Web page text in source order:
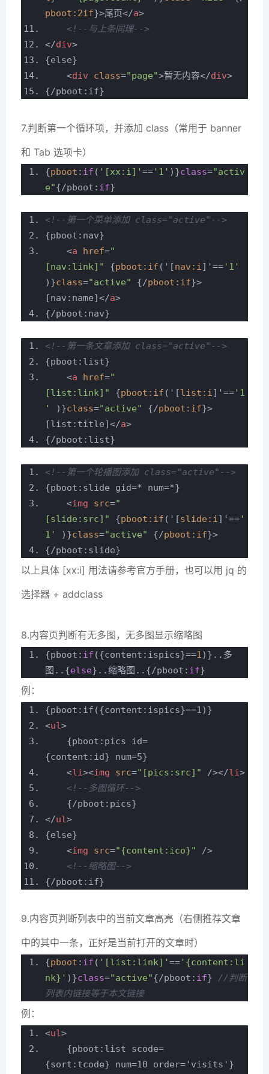
pboot:2if}>尾页</a>
<!--与上条同理-->
</div>
{else}
<div class="page">暂无内容</div>
{/pboot:if}
7.判断第一个循环项，并添加 class（常用于 banner
和 Tab 选项卡）
{pboot : if ( '[xx:i]' == '1' )}class="activ
e"{/pboot: if}
<!--第一个菜单添加 class="active"-->
{pboot:nav}
<a href="
[nav:link]"
{pboot:if ('[nav:i]'== '1'
)}class="active" {/pboot:if}>
[nav:name]</a>
{/pboot:nav}
<!--第一条文章添加 class="active"-->
{pboot:list}
<a href="
[list:link]"
{pboot:if ('[list:i]'== '1
'
)}class="active" {/pboot:if}>
[list:title]</a>
{/pboot:list}
<!--第一个轮播图添加 class="active"-->
{pboot:slide gid=* num=*}
<img src="
[slide:src]"
{pboot:if ('[slide:i]'== '
1'
)}class="active" {/pboot:if}>
{/pboot:slide}
以上具体 [xx:i] 用法请参考官方手册，也可以用 jq 的
选择器 + addclass
8.内容页判断有无多图，无多图显示缩略图
{pboot: if ({content:ispics}==1)}..多
图..{else}..缩略图..{/pboot: if}
例：
{pboot:if({content:ispics}==1)}
<ul>
{pboot:pics id=
{content:id} num=5}
<li><img src="[pics:src]" /></li>
<!--多图循环-->
{/pboot:pics}
</ul>
{else}
<img src="{content:ico}"
/>
<!--缩略图-->
{/pboot:if}
9.内容页判断列表中的当前文章高亮（右侧推荐文章
中的其中一条，正好是当前打开的文章时）
{pboot : if ( '[list:link]' == '{content:li
nk}' )}class="active"{/pboot: if} //判断
列表内链接等于本文链接
例：
<ul>
{pboot:list scode=
{sort:tcode} num=10 order='visits'}